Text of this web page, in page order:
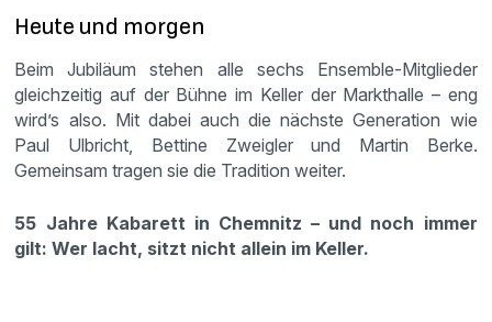
Heute und morgen
Beim Jubiläum stehen alle sechs Ensemble-Mitglieder
gleichzeitig auf der Bühne im Keller der Markthalle – eng
wird’s also. Mit dabei auch die nächste Generation wie
Paul Ulbricht, Bettine Zweigler und Martin Berke.
Gemeinsam tragen sie die Tradition weiter.
55 Jahre Kabarett in Chemnitz – und noch immer
gilt: Wer lacht, sitzt nicht allein im Keller.